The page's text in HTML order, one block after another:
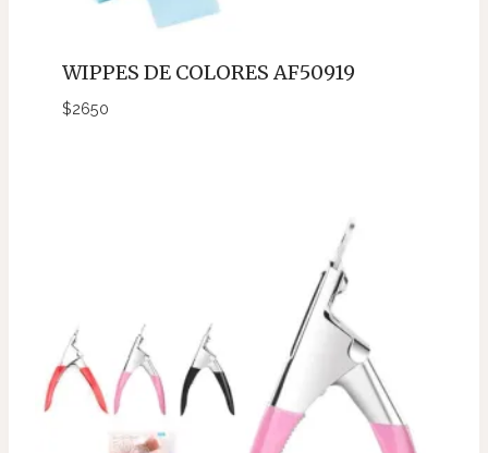
WIPPES DE COLORES AF50919
$2650